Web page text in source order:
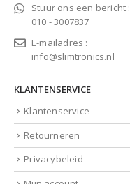
Stuur ons een bericht :
010 - 3007837
E-mailadres :
info@slimtronics.nl
KLANTENSERVICE
Klantenservice
Retourneren
Privacybeleid